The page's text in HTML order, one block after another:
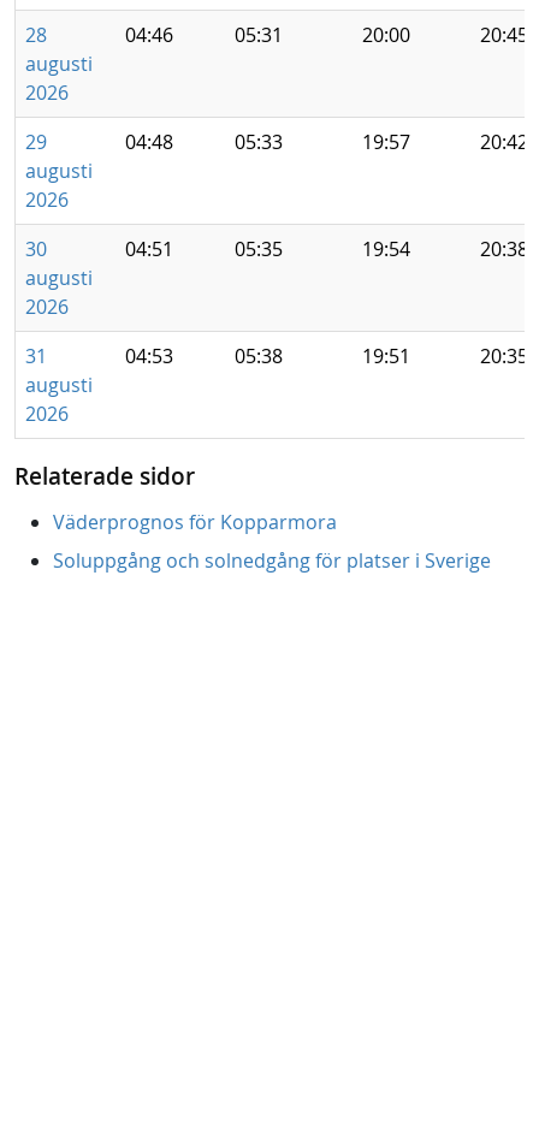
28
augusti
2026
04:46 05:31 20:00 20:45
29
augusti
2026
04:48 05:33 19:57 20:42
30
augusti
2026
04:51 05:35 19:54 20:38
31
augusti
2026
04:53 05:38 19:51 20:35
Relaterade sidor
Väderprognos för Kopparmora
Soluppgång och solnedgång för platser i Sverige